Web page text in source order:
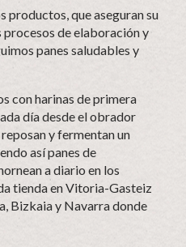
productos, que aseguran su
de elaboración y
panes saludables y
con harinas de primera
día desde el obrador
y fermentan un
así panes de
a diario en los
tienda en Vitoria-Gasteiz
Bizkaia y Navarra donde